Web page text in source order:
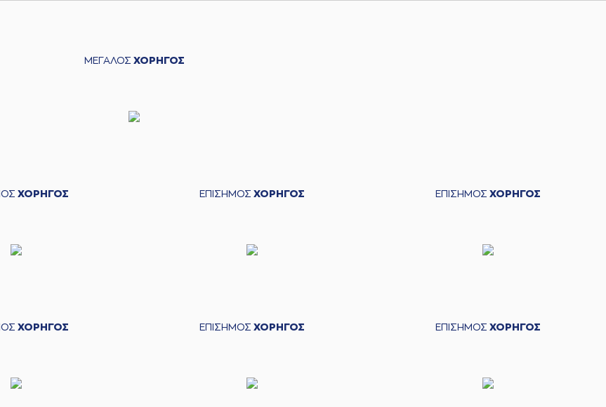
ΜΕΓΑΛΟΣ ΧΟΡΗΓΟΣ
ΧΟΡΗΓΟΣ ΕΠΙΣΗΜΟΣ ΧΟΡΗΓΟΣ ΕΠΙΣΗΜΟΣ ΧΟΡΗΓΟΣ
ΧΟΡΗΓΟΣ ΕΠΙΣΗΜΟΣ ΧΟΡΗΓΟΣ ΕΠΙΣΗΜΟΣ ΧΟΡΗΓΟΣ